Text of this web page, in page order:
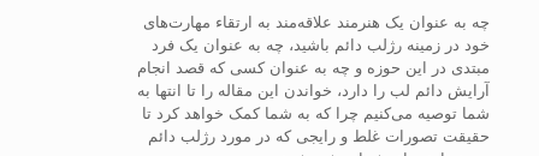
چه به عنوان یک هنرمند علاقه‌مند به ارتقاء مهارت‌های
خود در زمینه رژلب دائم باشید، چه به عنوان یک فرد
مبتدی در این حوزه و چه به عنوان کسی که قصد انجام
آرایش دائم لب را دارد، خواندن این مقاله را تا انتها به
شما توصیه می‌کنیم چرا که به شما کمک خواهد کرد تا
حقیقت تصورات غلط و رایجی که در مورد رژلب دائم